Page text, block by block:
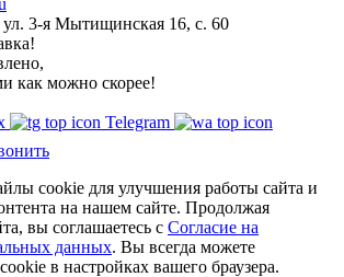
ул. 3-я Мытищинская 16, с. 60
как можно скорее!
Telegram
cookie для улучшения работы сайта и
на нашем сайте. Продолжая
вы соглашаетесь с Согласие на
данных. Вы всегда можете
в настройках вашего браузера.